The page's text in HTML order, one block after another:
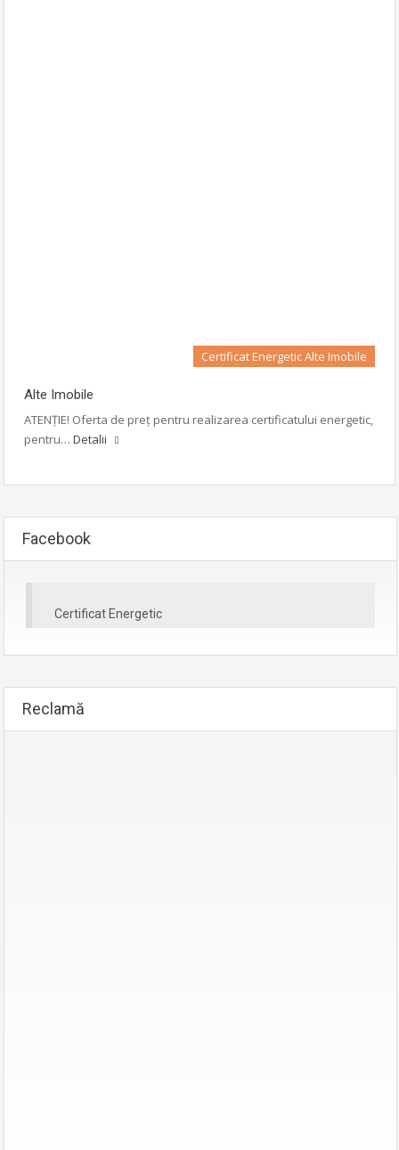
Certificat Energetic Alte Imobile
Alte Imobile
ATENȚIE! Oferta de preț pentru realizarea certificatului energetic,
pentru… Detalii
Facebook
Certificat Energetic
Reclamă